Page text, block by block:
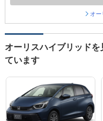
オ
オーリスハイブリッド
ています